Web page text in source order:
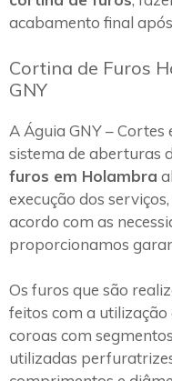
acabamento final
Cortina de Furos
GNY
A Águia GNY –
sistema de aberturas
furos em Holambra
execução dos
acordo com as
proporcionamos
Os furos que são
feitos com a
coroas com
utilizadas